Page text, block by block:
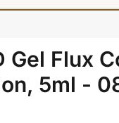
Gel Flux
5ml -